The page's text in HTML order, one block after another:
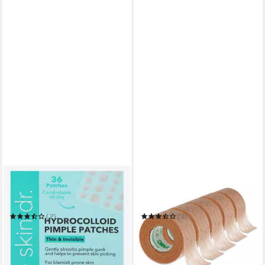
Anti-Pickel-Pflaster
Pickelpflaster 36 Stück Spot
Patches Anti-Pickel-Pflaster
(2)
6,99 € UVP12,95 €
-46%
in 4-5 Werktagen bei dir
Augenlid-Tape Micropore 3M
Tape Wimpernverlängerung
Vliespflaster Hellbraun Haut
(3)
24,99 € UVP 54,95 €
(5,00 €/ 1 Stk)
-55%